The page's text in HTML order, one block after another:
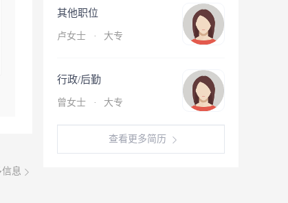
息
其他职位
卢女士 · 大专
行政/后勤
曾女士 · 大专
查看更多简历